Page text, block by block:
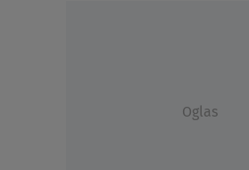
Oglas